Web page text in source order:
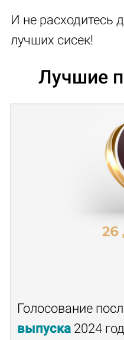
И не расходитесь
лучших сисек!
Лучшие
Голосование
выпуска 2024